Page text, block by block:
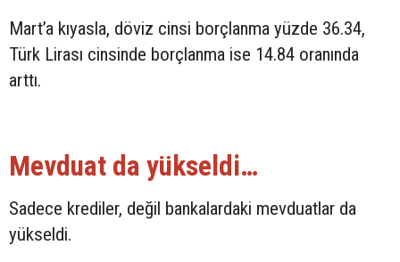
Mart’a kıyasla, döviz cinsi borçlanma yüzde 36.34,
Türk Lirası cinsinde borçlanma ise 14.84 oranında
arttı.
Mevduat da yükseldi…
Sadece krediler, değil bankalardaki mevduatlar da
yükseldi.